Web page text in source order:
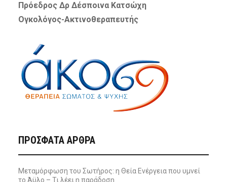
Πρόεδρος Δρ Δέσποινα Κατσώχη
Ογκολόγος-Ακτινοθεραπευτής
ΠΡΌΣΦΑΤΑ ΆΡΘΡΑ
Μεταμόρφωση του Σωτήρος: η Θεία Ενέργεια που υμνεί
το Άϋλο – Τι λέει η παράδοση